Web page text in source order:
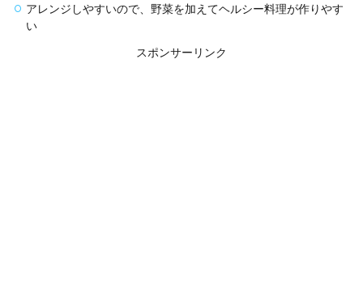
アレンジしやすいので、野菜を加えてヘルシー料理が作りやす
い
スポンサーリンク